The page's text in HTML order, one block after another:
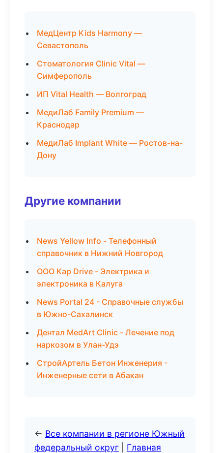
МедЦентр Kids Harmony —
Севастополь
Стоматология Clinic Vital —
Симферополь
ИП Vital Health — Волгоград
МедиЛаб Family Premium —
Краснодар
МедиЛаб Implant White — Ростов-на-
Дону
Другие компании
News Yellow Info - Телефонный
справочник в Нижний Новгород
ООО Кар Drive - Электрика и
электроника в Калуга
News Portal 24 - Справочные службы
в Южно-Сахалинск
Дентал MedArt Clinic - Лечение под
наркозом в Улан-Удэ
СтройАртель Бетон Инженерия -
Инженерные сети в Абакан
← Все компании в регионе Южный
федеральный округ
Главная